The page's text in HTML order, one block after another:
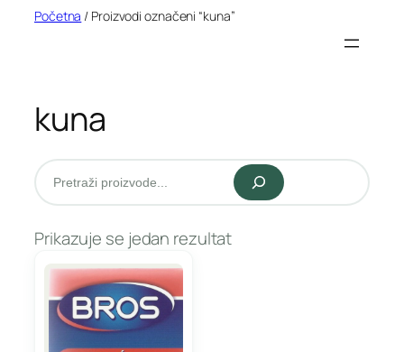
Početna / Proizvodi označeni “kuna”
kuna
Pretraži
Prikazuje se jedan rezultat